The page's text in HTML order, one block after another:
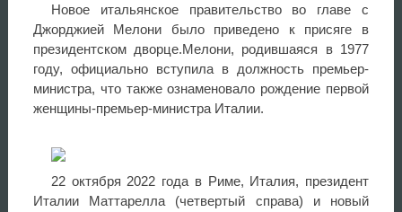
Новое итальянское правительство во главе с
Джорджией Мелони было приведено к присяге в
президентском дворце.Мелони, родившаяся в 1977
году, официально вступила в должность премьер-
министра, что также ознаменовало рождение первой
женщины-премьер-министра Италии.
22 октября 2022 года в Риме, Италия, президент
Италии Маттарелла (четвертый справа) и новый